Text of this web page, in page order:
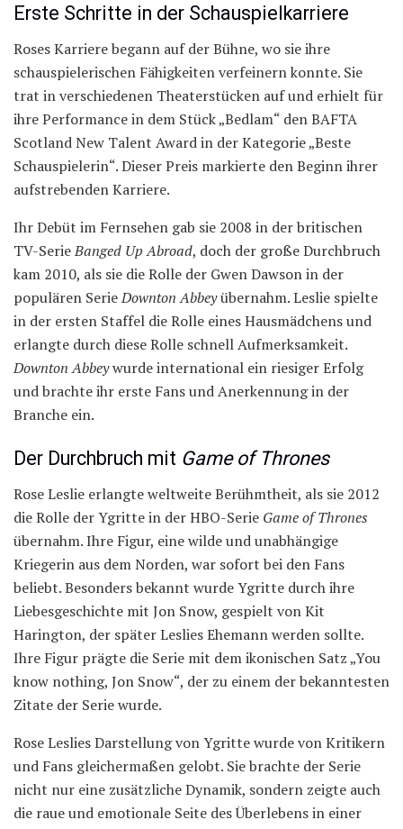
Erste Schritte in der Schauspielkarriere
Roses Karriere begann auf der Bühne, wo sie ihre
schauspielerischen Fähigkeiten verfeinern konnte. Sie
trat in verschiedenen Theaterstücken auf und erhielt für
ihre Performance in dem Stück „Bedlam“ den BAFTA
Scotland New Talent Award in der Kategorie „Beste
Schauspielerin“. Dieser Preis markierte den Beginn ihrer
aufstrebenden Karriere.
Ihr Debüt im Fernsehen gab sie 2008 in der britischen
TV-SerieBanged Up Abroad, doch der große Durchbruch
kam 2010, als sie die Rolle der Gwen Dawson in der
populären SerieDownton Abbeyübernahm. Leslie spielte
in der ersten Staffel die Rolle eines Hausmädchens und
erlangte durch diese Rolle schnell Aufmerksamkeit.
Downton Abbeywurde international ein riesiger Erfolg
und brachte ihr erste Fans und Anerkennung in der
Branche ein.
Der Durchbruch mit Game of Thrones
Rose Leslie erlangte weltweite Berühmtheit, als sie 2012
die Rolle der Ygritte in der HBO-Serie Game of Thrones
übernahm. Ihre Figur, eine wilde und unabhängige
Kriegerin aus dem Norden, war sofort bei den Fans
beliebt. Besonders bekannt wurde Ygritte durch ihre
Liebesgeschichte mit Jon Snow, gespielt von Kit
Harington, der später Leslies Ehemann werden sollte.
Ihre Figur prägte die Serie mit dem ikonischen Satz „You
know nothing, Jon Snow“, der zu einem der bekanntesten
Zitate der Serie wurde.
Rose Leslies Darstellung von Ygritte wurde von Kritikern
und Fans gleichermaßen gelobt. Sie brachte der Serie
nicht nur eine zusätzliche Dynamik, sondern zeigte auch
die raue und emotionale Seite des Überlebens in einer